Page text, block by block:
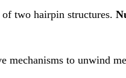
two hairpin structures.
to unwind